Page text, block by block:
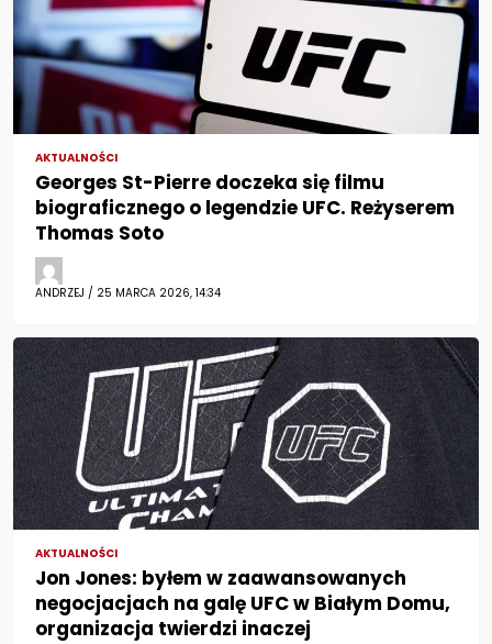
AKTUALNOŚCI
Georges St-Pierre doczeka się filmu
biograficznego o legendzie UFC. Reżyserem
Thomas Soto
ANDRZEJ / 25 MARCA 2026, 14:34
AKTUALNOŚCI
Jon Jones: byłem w zaawansowanych
negocjacjach na galę UFC w Białym Domu,
organizacja twierdzi inaczej